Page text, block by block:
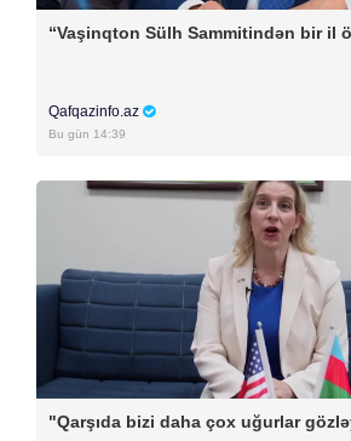
“Vaşinqton Sülh Sammitindən bir il
Qafqazinfo.az
Bu gün 14:39
"Qarşıda bizi daha çox uğurlar